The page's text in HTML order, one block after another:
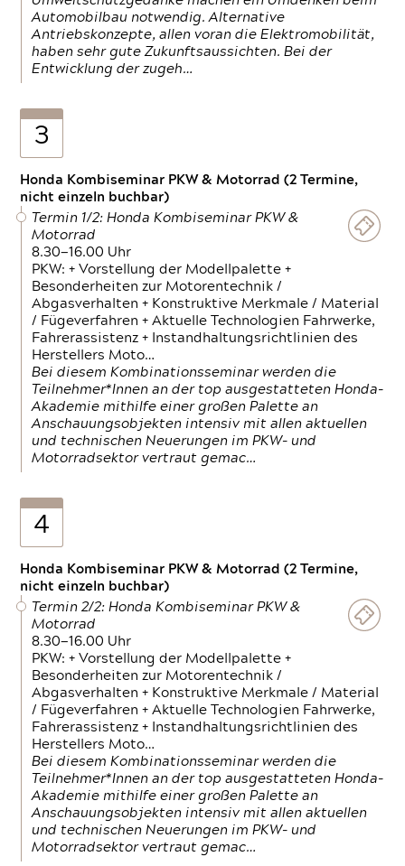
Automobilbau notwendig. Alternative
Antriebskonzepte, allen voran die Elektromobilität,
haben sehr gute Zukunftsaussichten. Bei der
Entwicklung der zugeh…
3
Honda Kombiseminar PKW & Motorrad (2 Termine,
nicht einzeln buchbar)
Termin 1/2: Honda Kombiseminar PKW &
Motorrad
8.30—16.00 Uhr
PKW: + Vorstellung der Modellpalette +
Besonderheiten zur Motorentechnik /
Abgasverhalten + Konstruktive Merkmale / Material
/ Fügeverfahren + Aktuelle Technologien Fahrwerke,
Fahrerassistenz + Instandhaltungsrichtlinien des
Herstellers Moto…
Bei diesem Kombinationsseminar werden die
Teilnehmer*Innen an der top ausgestatteten Honda-
Akademie mithilfe einer großen Palette an
Anschauungsobjekten intensiv mit allen aktuellen
und technischen Neuerungen im PKW- und
Motorradsektor vertraut gemac…
4
Honda Kombiseminar PKW & Motorrad (2 Termine,
nicht einzeln buchbar)
Termin 2/2: Honda Kombiseminar PKW &
Motorrad
8.30—16.00 Uhr
PKW: + Vorstellung der Modellpalette +
Besonderheiten zur Motorentechnik /
Abgasverhalten + Konstruktive Merkmale / Material
/ Fügeverfahren + Aktuelle Technologien Fahrwerke,
Fahrerassistenz + Instandhaltungsrichtlinien des
Herstellers Moto…
Bei diesem Kombinationsseminar werden die
Teilnehmer*Innen an der top ausgestatteten Honda-
Akademie mithilfe einer großen Palette an
Anschauungsobjekten intensiv mit allen aktuellen
und technischen Neuerungen im PKW- und
Motorradsektor vertraut gemac…